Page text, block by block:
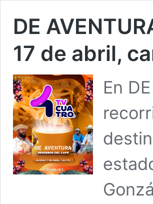
DE
17 de abril,
En